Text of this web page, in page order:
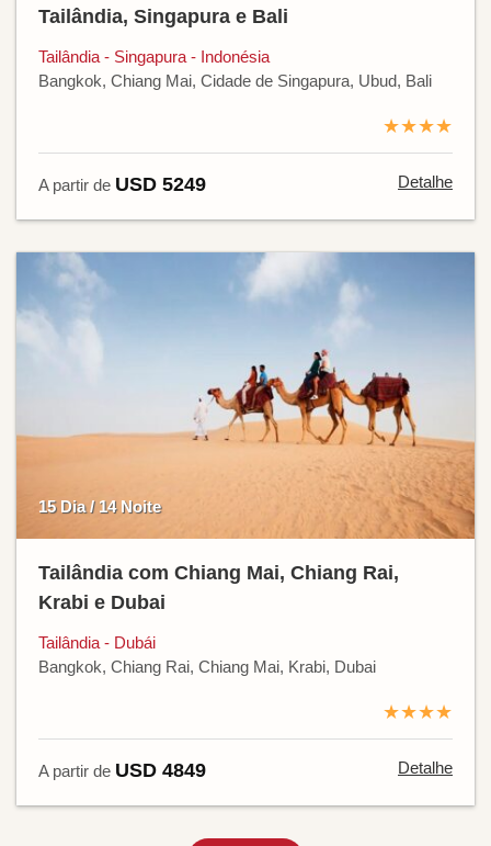
Tailândia, Singapura e Bali
Tailândia - Singapura - Indonésia
Bangkok, Chiang Mai, Cidade de Singapura, Ubud, Bali
★★★★
A partir de USD 5249 Detalhe
15 Dia / 14 Noite
Tailândia com Chiang Mai, Chiang Rai,
Krabi e Dubai
Tailândia - Dubái
Bangkok, Chiang Rai, Chiang Mai, Krabi, Dubai
★★★★
A partir de USD 4849 Detalhe